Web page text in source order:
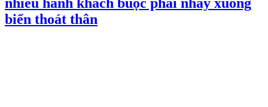
biển thoát thân